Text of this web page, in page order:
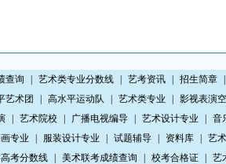
查询 艺术类专业分数线 艺考资讯 招生简章
艺术团 高水平运动队 艺术类专业 影视表演
艺术院校 广播电视编导 艺术设计专业 音
专业 服装设计专业 试题辅导 资料库 艺
考分数线 美术联考成绩查询 校考合格证 艺